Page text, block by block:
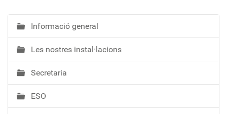
N
a
v
e
g
a
c
Informació general
Les nostres instal·lacions
Secretaria
ESO